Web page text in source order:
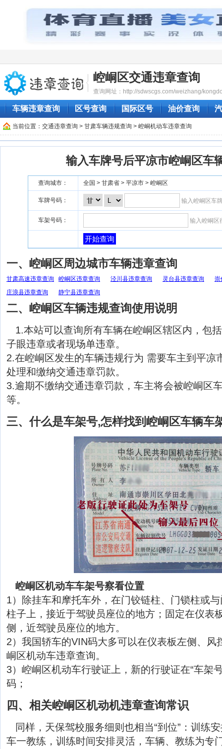
崆峒区交通违章查询
查询网址：http://sdwscgs.com/weizhang/
车辆违章查询 区号查询 国际区号 油价查询
当前位置： 交通违章查询 > 甘肃车辆违规查询 > 崆峒机动车违章查询
输入车牌号后平凉市崆峒区车
查询城市： 全国 > 甘肃省 > 平凉市 > 崆峒区
车牌号码： 输入崆峒区车
车架号码： 输入崆峒区
开始查询
一、崆峒区周边城市车辆违章查询
甘肃高速违章查询 崆峒区违章查询 泾川县违章查询 灵台县违章查询
崇
庄浪县违章查询
静宁县违章查询
二、崆峒区车辆违规查询使用说明
1.本站可以查询所有车辆在崆峒区辖区内，包
子眼违章或者现场单违章。
2.在崆峒区发生的车辆违规行为 需要车主到平凉
处理和缴纳交通违章罚款。
3.逾期不缴纳交通违章罚款，车主将会被崆峒区
等。
三、什么是车架号,怎样找到崆峒区车辆车
崆峒区机动车车架号察看位置
1）除挂车和摩托车外，在门铰链柱、门锁柱或
柱子上，接近于驾驶员座位的地方；固定在仪表
侧，近驾驶员座位的地方。
2）我国轿车的VIN码大多可以在仪表板左侧、风
峒区机动车违章查询。
3）崆峒区机动车行驶证上，新的行驶证在“车架
码；
四、相关崆峒区机动机违章查询常识
同样，天保驾校服务细则也相当“到位”：训练
车一教练，训练时间安排灵活，车辆、教练为专